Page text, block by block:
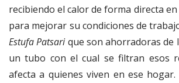
recibiendo el calor de forma directa en
para mejorar su condiciones de
Estufa Patsarique son ahorradoras de
un tubo con el cual se filtran esos
afecta a quienes viven en ese